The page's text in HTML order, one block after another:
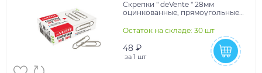
Скрепки " deVente " 28мм
оцинкованные, прямоугольные,
10702070/190625/5208
Остаток на складе: 30 шт
48 ₽
за 1 шт